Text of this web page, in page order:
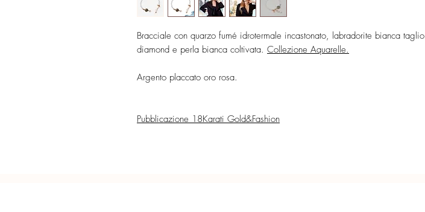
Bracciale con quarzo fumé idrotermale incastonato, labradorite bianca taglio
diamond e perla bianca coltivata. Collezione Aquarelle.
Argento placcato oro rosa.
Pubblicazione 18Karati Gold&Fashion